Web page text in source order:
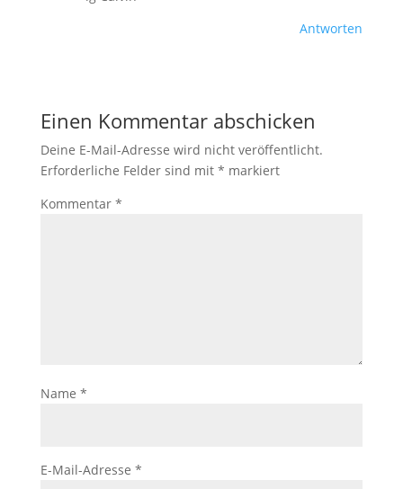
Antworten
Einen Kommentar abschicken
Deine E-Mail-Adresse wird nicht veröffentlicht.
Erforderliche Felder sind mit * markiert
Kommentar *
Name *
E-Mail-Adresse *